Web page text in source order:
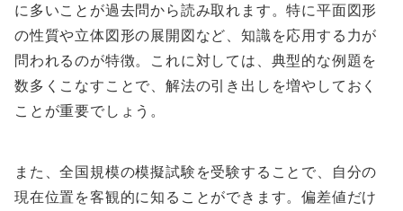
に多いことが過去問から読み取れます。特に平面図形
の性質や立体図形の展開図など、知識を応用する力が
問われるのが特徴。これに対しては、典型的な例題を
数多くこなすことで、解法の引き出しを増やしておく
ことが重要でしょう。
また、全国規模の模擬試験を受験することで、自分の
現在位置を客観的に知ることができます。偏差値だけ